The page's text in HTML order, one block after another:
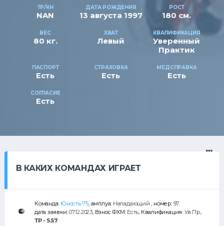
ТР/КН
NAN
ДАТА РОЖДЕНИЯ
13 августа 1997
РОСТ
180 см.
ВЕС
80 кг.
ХВАТ
Левый
КВАЛИФИКАЦИЯ
Уверенный
Практик
ПАСПОРТ
Есть
СТРАХОВКА
Есть
МЕДСПРАВКА
Есть
СОГЛАСИЕ
Есть
В КАКИХ КОМАНДАХ ИГРАЕТ
Команда: Юность-75, амплуа: Нападающий , номер: 97
дата заявки:07.12.2023, Взнос ФХМ: Есть, Квалификация: Ув.Пр.,
ТР - 5.57